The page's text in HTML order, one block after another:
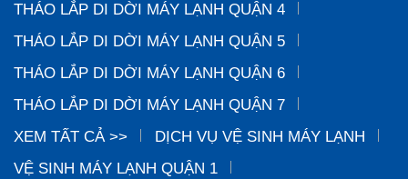
THÁO LẮP DI DỜI MÁY LẠNH QUẬN 4
THÁO LẮP DI DỜI MÁY LẠNH QUẬN 5
THÁO LẮP DI DỜI MÁY LẠNH QUẬN 6
THÁO LẮP DI DỜI MÁY LẠNH QUẬN 7
XEM TẤT CẢ >>
DỊCH VỤ VỆ SINH MÁY LẠNH
VỆ SINH MÁY LẠNH QUẬN 1